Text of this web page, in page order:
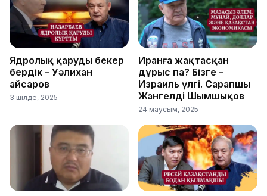
Ядролық қаруды бекер
бердік – Уәлихан
Қайсаров
3 шілде, 2025
Иранға жақтасқан
дұрыс па? Бізге –
Израиль үлгі. Сарапшы
Жангелді Шымшықов
24 маусым, 2025